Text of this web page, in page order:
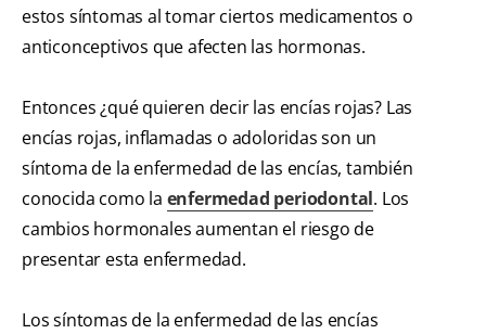
estos síntomas al tomar ciertos medicamentos o
anticonceptivos que afecten las hormonas.
Entonces ¿qué quieren decir las encías rojas? Las
encías rojas, inflamadas o adoloridas son un
síntoma de la enfermedad de las encías, también
conocida como la enfermedad periodontal. Los
cambios hormonales aumentan el riesgo de
presentar esta enfermedad.
Los síntomas de la enfermedad de las encías